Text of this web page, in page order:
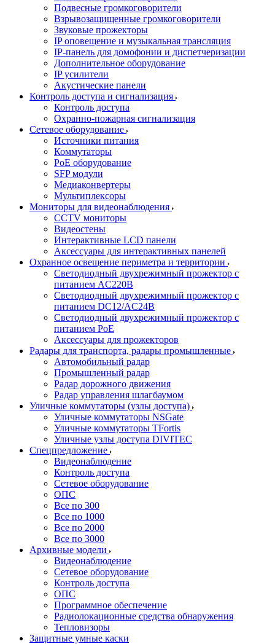
Подвесные громкоговорители
Взрывозащищенные громкоговорители
Звуковые прожекторы
IP оповещение и музыкальная трансляция
IP-панель для домофонии и диспетчеризации
Дополнительное оборудование
IP усилители
Акустические панели
Контроль доступа и сигнализация
Контроль доступа
Охранно-пожарная сигнализация
Сетевое оборудование
Источники питания
Коммутаторы
PoE оборудование
SFP модули
Медиаконвертеры
Мультиплексоры
Мониторы для видеонаблюдения
CCTV мониторы
Видеостены
Интерактивные LCD панели
Аксессуары для интерактивных панелей
Охранное освещение периметра и территории
Светодиодный двухрежимный прожектор с
питанием AC220В
Светодиодный двухрежимный прожектор с
питанием DC12/AC24В
Светодиодный двухрежимный прожектор с
питанием PoE
Аксессуары для прожекторов
Радары для транспорта, радары промышленные
Автомобильный радар
Промышленный радар
Радар дорожного движения
Радар управления шлагбаумом
Уличные коммутаторы (узлы доступа)
Уличные коммутаторы NSGate
Уличные коммутаторы TFortis
Уличные узлы доступа DIVITEC
Спецпредложение
Видеонаблюдение
Контроль доступа
Сетевое оборудование
ОПС
Все по 300
Все по 1000
Все по 2000
Все по 3000
Архивные модели
Видеонаблюдение
Сетевое оборудование
Контроль доступа
ОПС
Программное обеспечение
Радиолокационные средства обнаружения
Тепловизоры
Защитные умные каски